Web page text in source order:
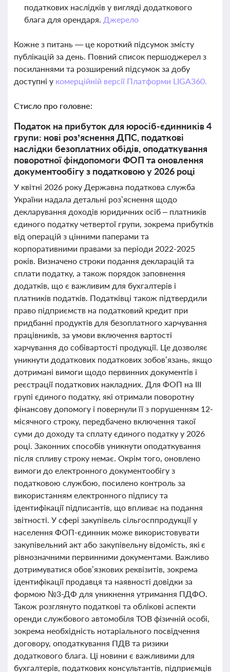
податкових наслідків у вигляді додаткового
блага для орендаря. Джерело
Кожне з питань — це короткий підсумок змісту
публікацій за день. Повний список першоджерел з
посиланнями та розширений підсумок за добу
доступні у комерційній версії Платформи LIGA360.
Стисло про головне:
Податок на прибуток для юросіб-єдинників 4
групи: нові роз’яснення ДПС, податкові
наслідки безоплатних обідів, оподаткування
поворотної фіндопомоги ФОП та оновлення
документообігу з податковою у 2026 році
У квітні 2026 року Державна податкова служба
України надала детальні роз’яснення щодо
декларування доходів юридичних осіб – платників
єдиного податку четвертої групи, зокрема прибутків
від операцій з цінними паперами та
корпоративними правами за періоди 2022-2025
років. Визначено строки подання декларацій та
сплати податку, а також порядок заповнення
додатків, що є важливим для бухгалтерів і
платників податків. Податківці також підтвердили
право підприємств на податковий кредит при
придбанні продуктів для безоплатного харчування
працівників, за умови включення вартості
харчування до собівартості продукції. Це дозволяє
уникнути додаткових податкових зобов’язань, якщо
дотримані вимоги щодо первинних документів і
реєстрації податкових накладних. Для ФОП на III
групі єдиного податку, які отримали поворотну
фінансову допомогу і повернули її з порушенням 12-
місячного строку, передбачено включення такої
суми до доходу та сплату єдиного податку у 2026
році. Законних способів уникнути оподаткування
після спливу строку немає. Окрім того, оновлено
вимоги до електронного документообігу з
податковою службою, посилено контроль за
використанням електронного підпису та
ідентифікації підписантів, що впливає на подання
звітності. У сфері закупівель сільгосппродукції у
населення ФОП-єдинник може використовувати
закупівельний акт або закупівельну відомість, які є
рівнозначними первинними документами. Важливо
дотримуватися обов’язкових реквізитів, зокрема
ідентифікації продавця та наявності довідки за
формою №3-ДФ для уникнення утримання ПДФО.
Також розглянуто податкові та облікові аспекти
оренди службового автомобіля ТОВ фізичній особі,
зокрема необхідність нотаріального посвідчення
договору, оподаткування ПДВ та ризики
додаткового блага. Ці новини є важливими для
бухгалтерів, податкових консультантів, підприємців